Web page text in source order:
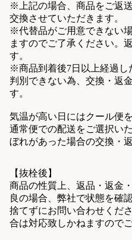
※上記の場合、商品をご返
交換させていただきます。
※代替品がご用意できない
ますのでご了承ください。
す。
※商品到着後7日以上経過し
判別できない為、交換・返
す。
気温が高い日にはクール便
通常便での配送をご選択い
ぼれがあった場合の交換・
【抜栓後】
商品の性質上、返品・返金
良の場合、弊社で状態を確
捨てずにお問い合わせくだ
合は対応致しかねますので